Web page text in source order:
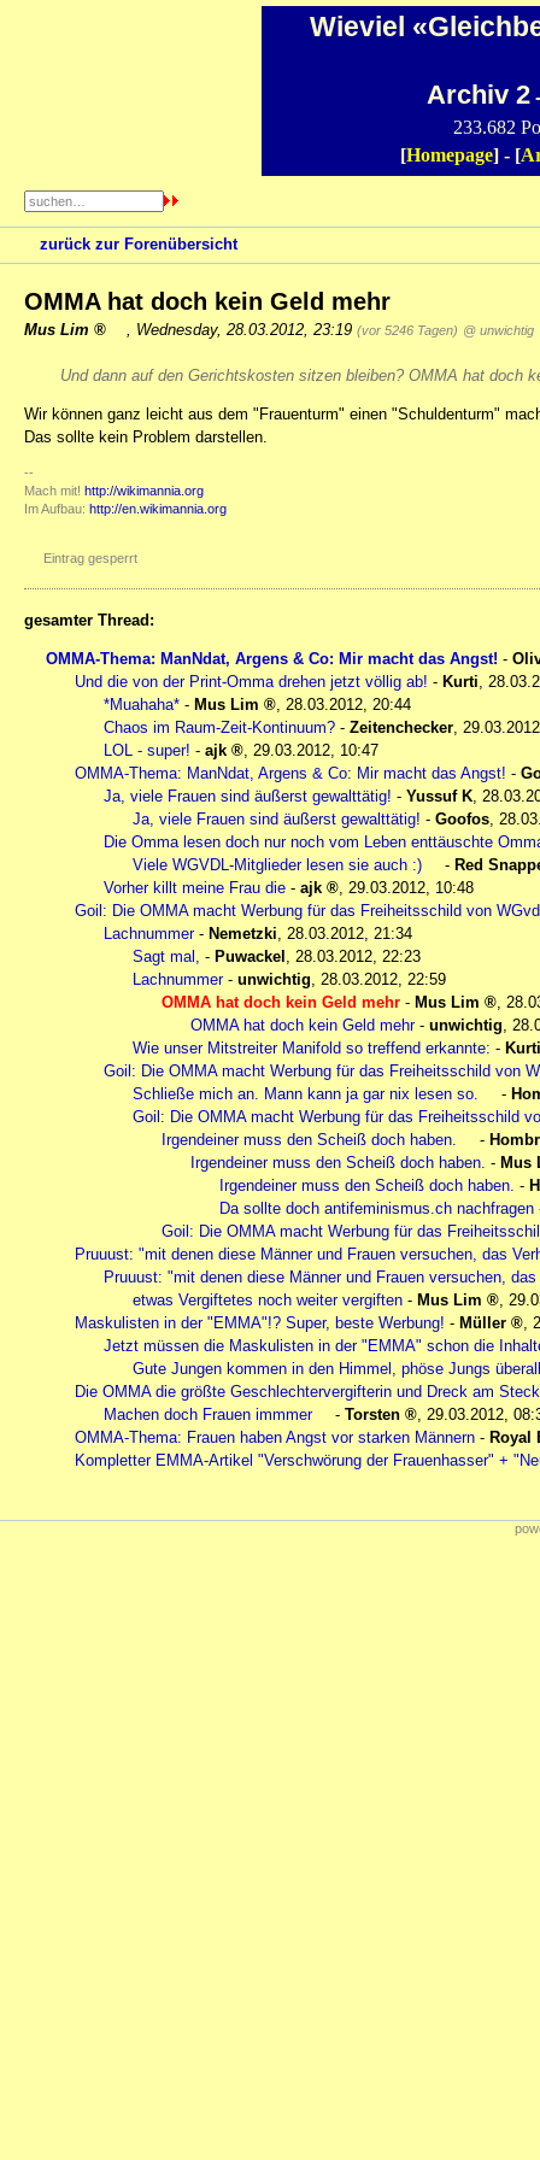
Wieviel
Archiv 2
233.682
[Homepage] - [
zurück zur Forenübersicht
OMMA hat doch kein Geld mehr
Mus Lim Wednesday, 28.03.2012, 23:19 (vor 5246 Tagen) @ unwichtig
Und dann auf den Gerichtskosten sitzen bleiben? OMMA hat doch
Wir können ganz leicht aus dem "Frauenturm" einen "Schuldenturm"
Das sollte kein Problem darstellen.
--
Mach mit! http://wikimannia.org
Im Aufbau: http://en.wikimannia.org
Eintrag gesperrt
gesamter Thread:
OMMA-Thema: ManNdat, Argens & Co: Mir macht das Angst! -
Und die von der Print-Omma drehen jetzt völlig ab! - Kurti,
*Muahaha* - Mus Lim , 28.03.2012, 20:44
Chaos im Raum-Zeit-Kontinuum? - Zeitenchecker,
LOL - super! - ajk , 29.03.2012, 10:47
OMMA-Thema: ManNdat, Argens & Co: Mir macht das Angst! -
Ja, viele Frauen sind äußerst gewalttätig! - Yussuf K,
Ja, viele Frauen sind äußerst gewalttätig! - Goofos,
Die Omma lesen doch nur noch vom Leben enttäuschte
Viele WGVDL-Mitglieder lesen sie auch :)
- Red
Vorher killt meine Frau die - ajk , 29.03.2012, 10:48
Goil: Die OMMA macht Werbung für das Freiheitsschild von
Lachnummer- Nemetzki, 28.03.2012, 21:34
Sagt mal, - Puwackel , 28.03.2012, 22:23
Lachnummer- unwichtig, 28.03.2012, 22:59
OMMA hat doch kein Geld mehr - Mus Lim ,
OMMA hat doch kein Geld mehr- unwichtig,
Wie unser Mitstreiter Manifold so treffend erkannte: - Kurti
Goil: Die OMMA macht Werbung für das Freiheitsschild von
Schließe mich an. Mann kann ja gar nix lesen so.
-
Goil: Die OMMA macht Werbung für das Freiheitsschild
Irgendeiner muss den Scheiß doch haben.
-
Irgendeiner muss den Scheiß doch haben. - Mus
Irgendeiner muss den Scheiß doch haben. -
Da sollte doch antifeminismus.ch nachfragen
Goil: Die OMMA macht Werbung für das
Pruuust: "mit denen diese Männer und Frauen versuchen, das
Pruuust: "mit denen diese Männer und Frauen versuchen,
etwas Vergiftetes noch weiter vergiften - Mus Lim ,
Maskulisten in der "EMMA"!? Super, beste Werbung! - Müller ,
Jetzt müssen die Maskulisten in der "EMMA" schon die
Gute Jungen kommen in den Himmel, phöse Jungs
Die OMMA die größte Geschlechtervergifterin und Dreck am
Machen doch Frauen immmer
- Torsten , 29.03.2012,
OMMA-Thema: Frauen haben Angst vor starken Männern - Royal
Kompletter EMMA-Artikel "Verschwörung der Frauenhasser" +